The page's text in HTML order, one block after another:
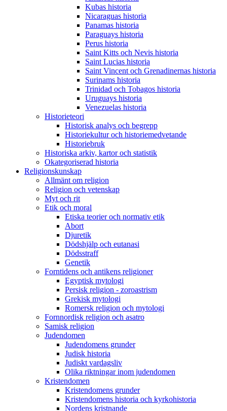
Kubas historia
Nicaraguas historia
Panamas historia
Paraguays historia
Perus historia
Saint Kitts och Nevis historia
Saint Lucias historia
Saint Vincent och Grenadinernas historia
Surinams historia
Trinidad och Tobagos historia
Uruguays historia
Venezuelas historia
Historieteori
Historisk analys och begrepp
Historiekultur och historiemedvetande
Historiebruk
Historiska arkiv, kartor och statistik
Okategoriserad historia
Religionskunskap
Allmänt om religion
Religion och vetenskap
Myt och rit
Etik och moral
Etiska teorier och normativ etik
Abort
Djuretik
Dödshjälp och eutanasi
Dödsstraff
Genetik
Forntidens och antikens religioner
Egyptisk mytologi
Persisk religion - zoroastrism
Grekisk mytologi
Romersk religion och mytologi
Fornnordisk religion och asatro
Samisk religion
Judendomen
Judendomens grunder
Judisk historia
Judiskt vardagsliv
Olika riktningar inom judendomen
Kristendomen
Kristendomens grunder
Kristendomens historia och kyrkohistoria
Nordens kristnande